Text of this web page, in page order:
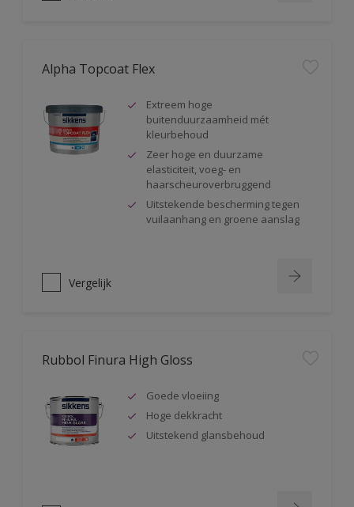
Alpha Topcoat Flex
Extreem hoge
buitenduurzaamheid mét
kleurbehoud
Zeer hoge en duurzame
elasticiteit, voeg- en
haarscheuroverbruggend
Uitstekende bescherming tegen
vuilaanhang en groene aanslag
Vergelijk
Rubbol Finura High Gloss
Goede vloeiing
Hoge dekkracht
Uitstekend glansbehoud